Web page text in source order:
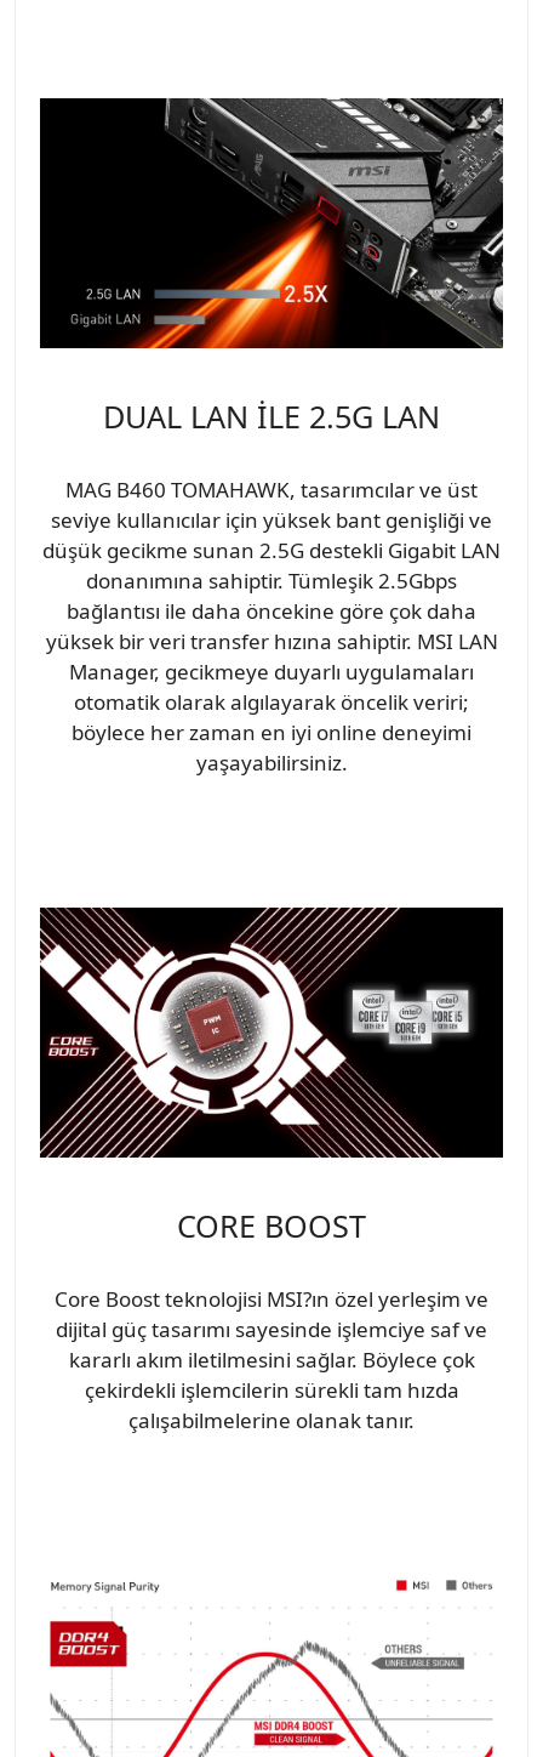
DUAL LAN İLE 2.5G LAN
MAG B460 TOMAHAWK, tasarımcılar ve üst
seviye kullanıcılar için yüksek bant genişliği ve
düşük gecikme sunan 2.5G destekli Gigabit LAN
donanımına sahiptir. Tümleşik 2.5Gbps
bağlantısı ile daha öncekine göre çok daha
yüksek bir veri transfer hızına sahiptir. MSI LAN
Manager, gecikmeye duyarlı uygulamaları
otomatik olarak algılayarak öncelik veriri;
böylece her zaman en iyi online deneyimi
yaşayabilirsiniz.
CORE BOOST
Core Boost teknolojisi MSI?ın özel yerleşim ve
dijital güç tasarımı sayesinde işlemciye saf ve
kararlı akım iletilmesini sağlar. Böylece çok
çekirdekli işlemcilerin sürekli tam hızda
çalışabilmelerine olanak tanır.